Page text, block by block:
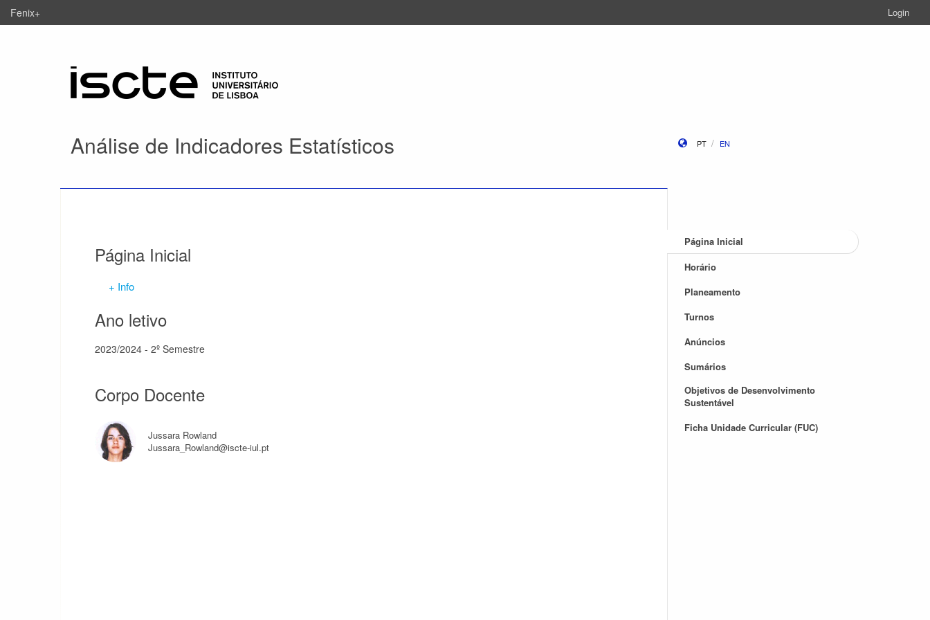
Fenix+ Login
Análise de Indicadores Estatísticos PT EN
Página Inicial
+ Info
Ano letivo
2023/2024 - 2º Semestre
Corpo Docente
Jussara Rowland
Jussara_Rowland@iscte-iul.pt
Página Inicial
Horário
Planeamento
Turnos
Anúncios
Sumários
Objetivos de Desenvolvimento
Sustentável
Ficha Unidade Curricular (FUC)